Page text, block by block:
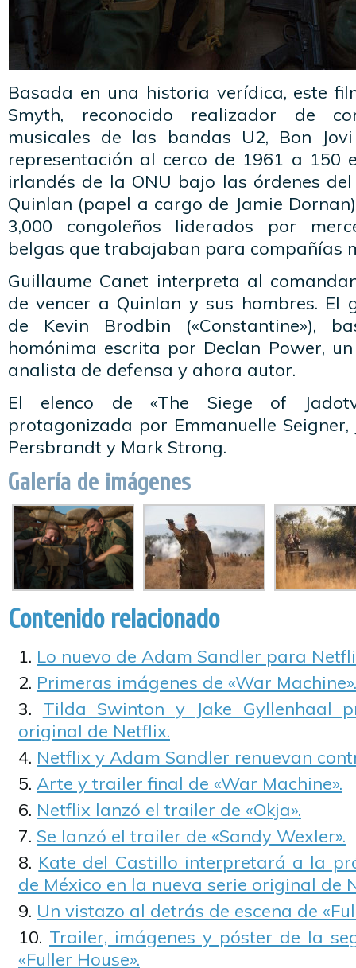
Basada en una historia verídica, este
Smyth, reconocido realizador de
musicales de las bandas U2, Bon
representación al cerco de 1961 a 150
irlandés de la ONU bajo las órdenes
Quinlan (papel a cargo de Jamie
3,000 congoleños liderados por
belgas que trabajaban para compañías
Guillaume Canet interpreta al
de vencer a Quinlan y sus hombres. El
de Kevin Brodbin («Constantine»),
homónima escrita por Declan Power,
analista de defensa y ahora autor.
El elenco de «The Siege of
protagonizada por Emmanuelle Seigner,
Persbrandt y Mark Strong.
Galería de imágenes
Contenido relacionado
Lo nuevo de Adam Sandler para
Primeras imágenes de «War Machine».
Tilda Swinton y Jake Gyllenhaal
original de Netflix.
Netflix y Adam Sandler renuevan
Arte y trailer final de «War Machine».
Netflix lanzó el trailer de «Okja».
Se lanzó el trailer de «Sandy Wexler».
Kate del Castillo interpretará a la
de México en la nueva serie original de
Un vistazo al detrás de escena de
Trailer, imágenes y póster de la
«Fuller House».